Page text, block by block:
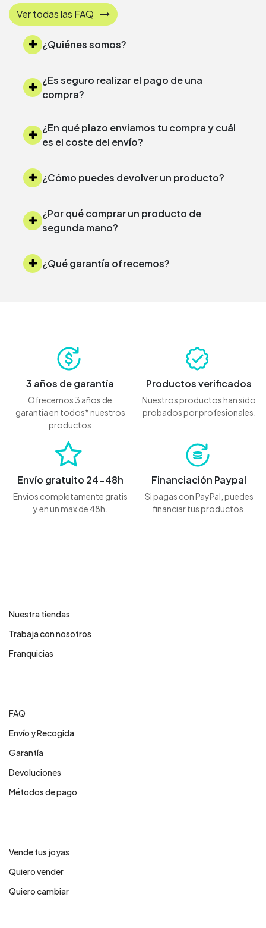
Ver todas las FAQ
¿Quiénes somos?
¿Es seguro realizar el pago de una
compra?
¿En qué plazo enviamos tu compra y cuál
es el coste del envío?
¿Cómo puedes devolver un producto?
¿Por qué comprar un producto de
segunda mano?
¿Qué garantía ofrecemos?
3 años de garantía
Ofrecemos 3 años de
garantía en todos* nuestros
productos
Productos verificados
Nuestros productos han sido
probados por profesionales.
Envío gratuito 24-48h
Envíos completamente gratis
y en un max de 48h.
Financiación Paypal
Si pagas con PayPal, puedes
financiar tus productos.
Nuestra tiendas
Trabaja con nosotros
Franquicias
FAQ
Envío y Recogida
Garantía
Devoluciones
Métodos de pago
Vende tus joyas
Quiero vender
Quiero cambiar